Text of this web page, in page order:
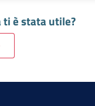
ti è stata utile?